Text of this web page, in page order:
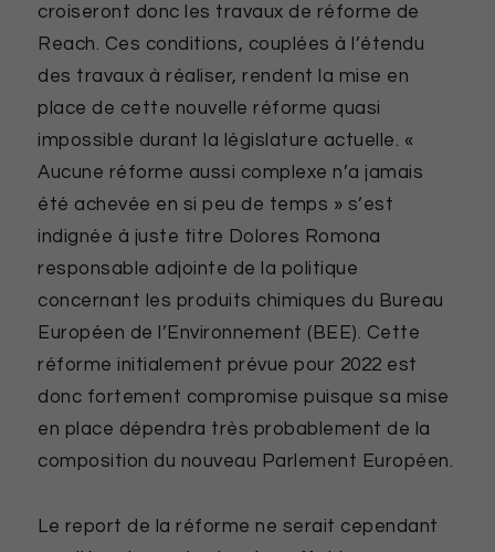
croiseront donc les travaux de réforme de
Reach. Ces conditions, couplées à l’étendu
des travaux à réaliser, rendent la mise en
place de cette nouvelle réforme quasi
impossible durant la législature actuelle. «
Aucune réforme aussi complexe n’a jamais
été achevée en si peu de temps » s’est
indignée à juste titre Dolores Romona
responsable adjointe de la politique
concernant les produits chimiques du Bureau
Européen de l’Environnement (BEE). Cette
réforme initialement prévue pour 2022 est
donc fortement compromise puisque sa mise
en place dépendra très probablement de la
composition du nouveau Parlement Européen.
Le report de la réforme ne serait cependant